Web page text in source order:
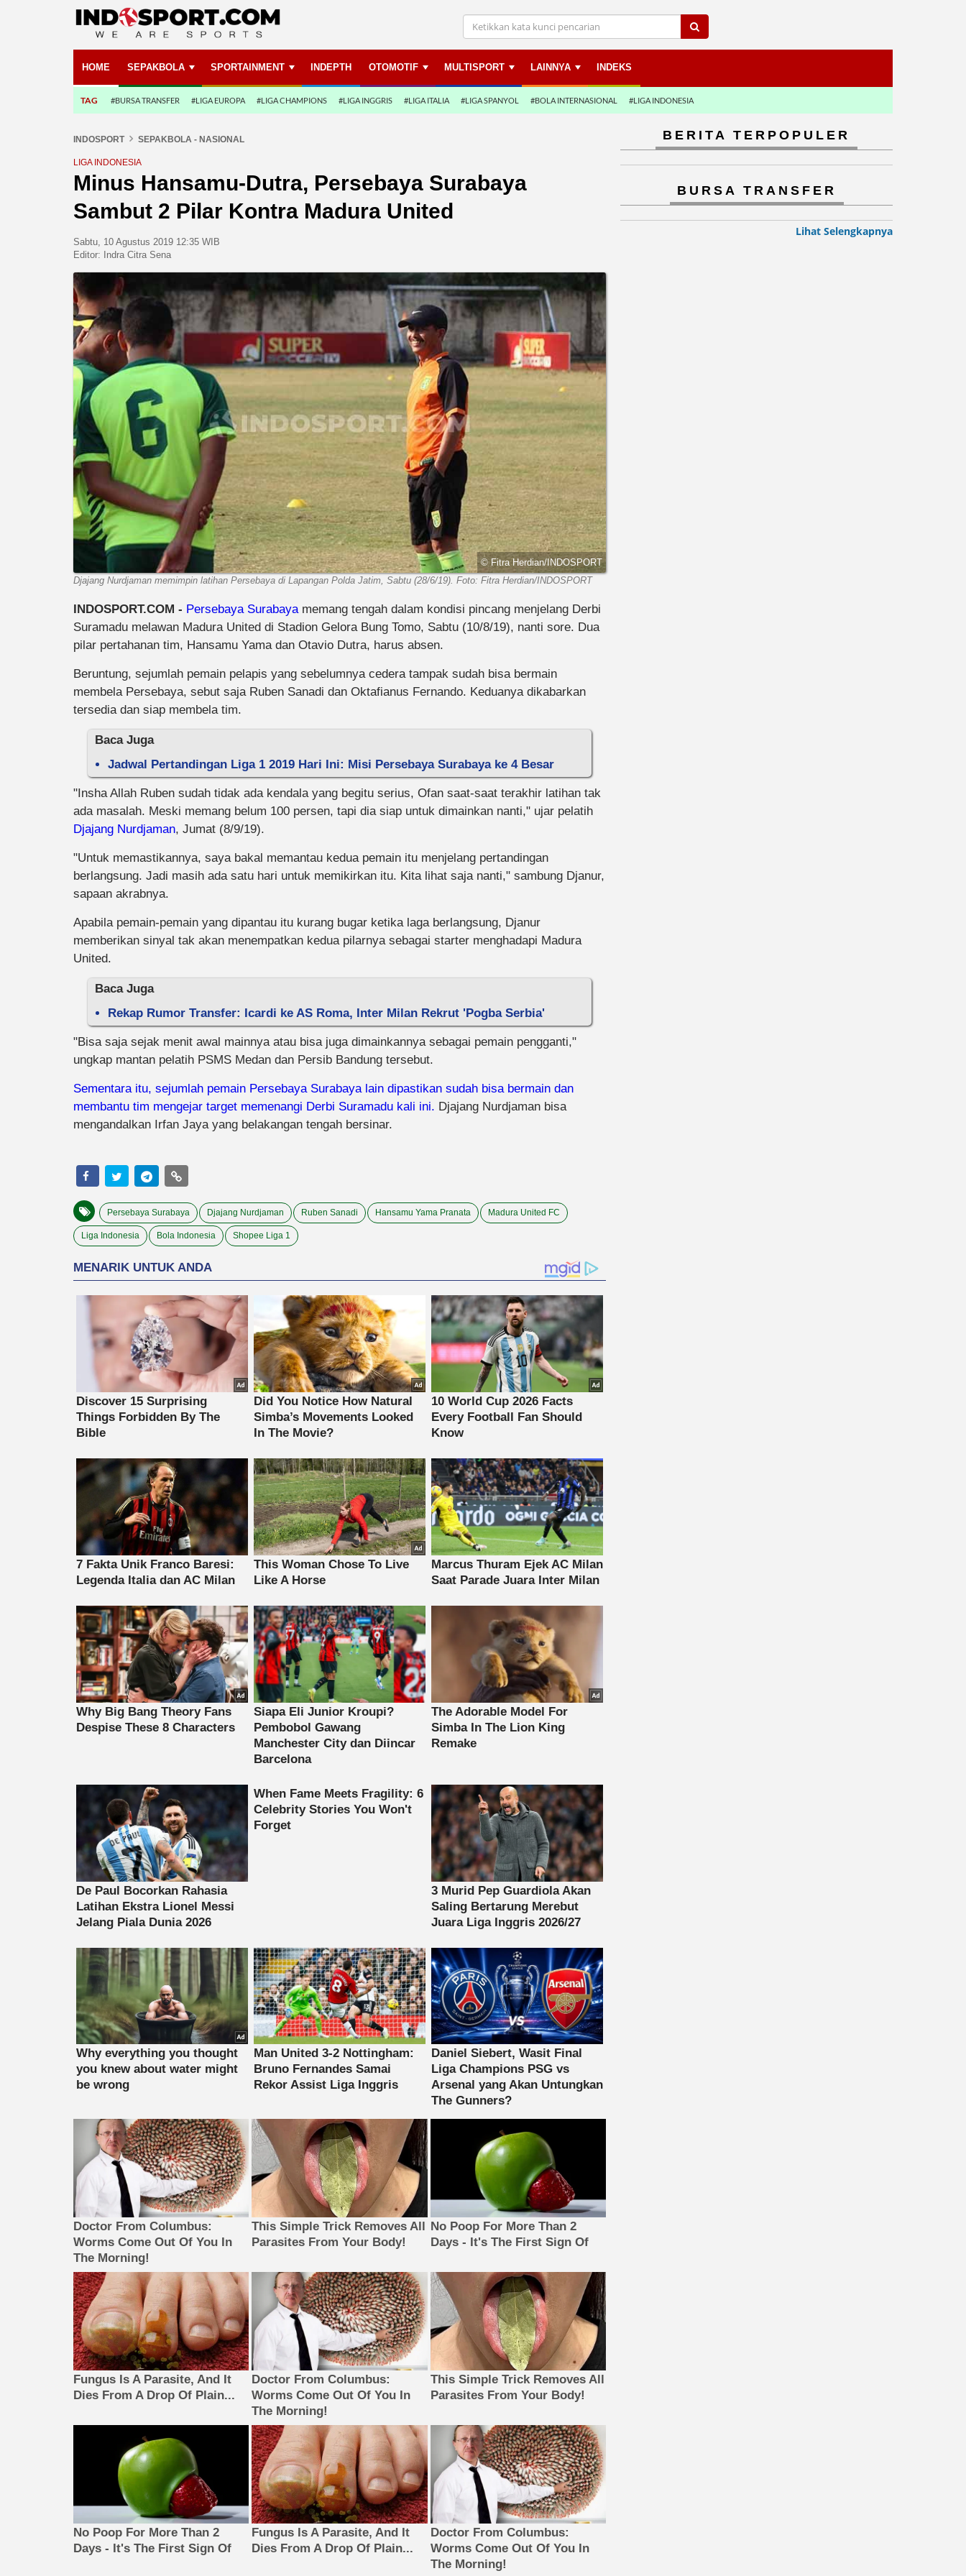
HOME SEPAKBOLA SPORTAINMENT INDEPTH OTOMOTIF MULTISPORT LAINNYA INDEKS
TAG #BURSA TRANSFER #LIGA EUROPA #LIGA CHAMPIONS #LIGA INGGRIS #LIGA ITALIA #LIGA SPANYOL #BOLA INTERNASIONAL #LIGA INDONESIA
INDOSPORT SEPAKBOLA - NASIONAL
LIGA INDONESIA
Minus Hansamu-Dutra, Persebaya Surabaya
Sambut 2 Pilar Kontra Madura United
Sabtu, 10 Agustus 2019 12:35 WIB
Editor:
Indra Citra Sena
© Fitra Herdian/INDOSPORT
Djajang Nurdjaman memimpin latihan Persebaya di Lapangan Polda Jatim, Sabtu (28/6/19). Foto: Fitra Herdian/INDOSPORT
INDOSPORT.COM - Persebaya Surabayamemang tengah dalam kondisi pincang menjelang Derbi
Suramadu melawan Madura United di Stadion Gelora Bung Tomo, Sabtu (10/8/19), nanti sore. Dua
pilar pertahanan tim, Hansamu Yama dan Otavio Dutra, harus absen.
Beruntung, sejumlah pemain pelapis yang sebelumnya cedera tampak sudah bisa bermain
membela Persebaya, sebut saja Ruben Sanadi dan Oktafianus Fernando. Keduanya dikabarkan
tersedia dan siap membela tim.
Baca Juga
Jadwal Pertandingan Liga 1 2019 Hari Ini: Misi Persebaya Surabaya ke 4 Besar
"Insha Allah Ruben sudah tidak ada kendala yang begitu serius, Ofan saat-saat terakhir latihan tak
ada masalah. Meski memang belum 100 persen, tapi dia siap untuk dimainkan nanti," ujar pelatih
Djajang Nurdjaman, Jumat (8/9/19).
"Untuk memastikannya, saya bakal memantau kedua pemain itu menjelang pertandingan
berlangsung. Jadi masih ada satu hari untuk memikirkan itu. Kita lihat saja nanti," sambung Djanur,
sapaan akrabnya.
Apabila pemain-pemain yang dipantau itu kurang bugar ketika laga berlangsung, Djanur
memberikan sinyal tak akan menempatkan kedua pilarnya sebagai starter menghadapi Madura
United.
Baca Juga
Rekap Rumor Transfer: Icardi ke AS Roma, Inter Milan Rekrut 'Pogba Serbia'
"Bisa saja sejak menit awal mainnya atau bisa juga dimainkannya sebagai pemain pengganti,"
ungkap mantan pelatih PSMS Medan dan Persib Bandung tersebut.
Sementara itu, sejumlah pemain Persebaya Surabaya lain dipastikan sudah bisa bermain dan
membantu tim mengejar target memenangi Derbi Suramadu kali ini. Djajang Nurdjaman bisa
mengandalkan Irfan Jaya yang belakangan tengah bersinar.
Persebaya Surabaya Djajang Nurdjaman Ruben Sanadi Hansamu Yama Pranata Madura United FC
Liga Indonesia Bola Indonesia Shopee Liga 1
Doctor From Columbus:
Worms Come Out Of You In
The Morning!
This Simple Trick Removes All
Parasites From Your Body!
No Poop For More Than 2
Days - It's The First Sign Of
Fungus Is A Parasite, And It
Dies From A Drop Of Plain...
Doctor From Columbus:
Worms Come Out Of You In
The Morning!
This Simple Trick Removes All
Parasites From Your Body!
No Poop For More Than 2
Days - It's The First Sign Of
Fungus Is A Parasite, And It
Dies From A Drop Of Plain...
Doctor From Columbus:
Worms Come Out Of You In
The Morning!
BERITA TERPOPULER
BURSA TRANSFER
Lihat Selengkapnya